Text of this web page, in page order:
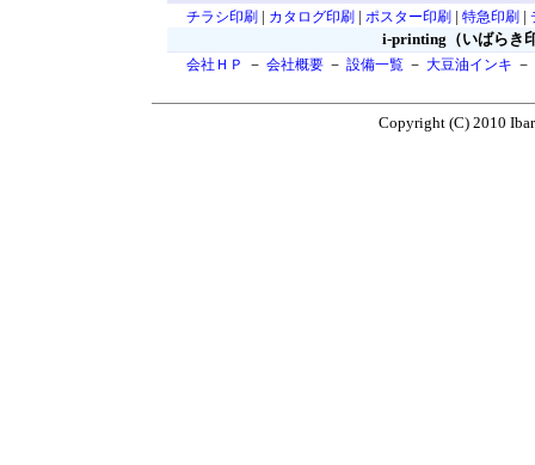
チラシ印刷| カタログ印刷| ポスター印刷| 特急印刷|
i-printing（いばらき
会社ＨＰ － 会社概要－ 設備一覧－ 大豆油インキ －
Copyright (C) 2010